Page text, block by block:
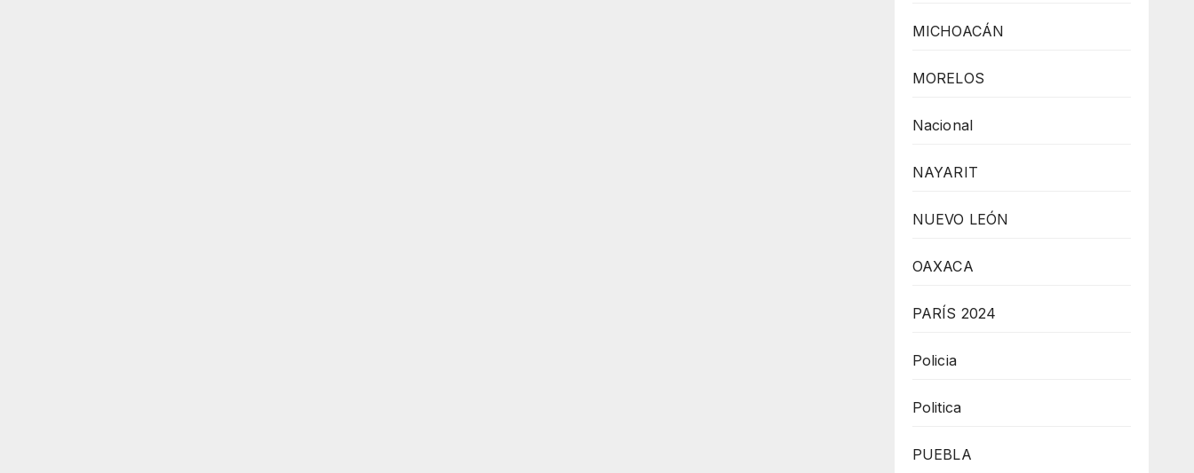
MICHOACÁN
MORELOS
Nacional
NAYARIT
NUEVO LEÓN
OAXACA
PARÍS 2024
Policia
Politica
PUEBLA